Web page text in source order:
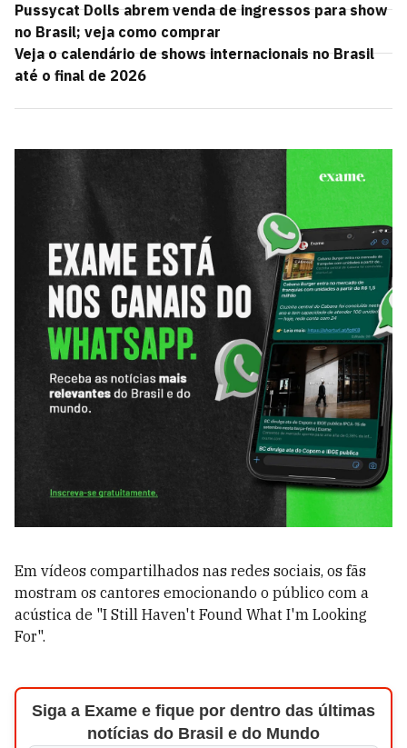
Pussycat Dolls abrem venda de ingressos para show
no Brasil; veja como comprar
Veja o calendário de shows internacionais no Brasil
até o final de 2026
Em vídeos compartilhados nas redes sociais, os fãs
mostram os cantores emocionando o público com a
acústica de "I Still Haven't Found What I'm Looking
For".
Siga a Exame e fique por dentro das últimas
notícias do Brasil e do Mundo